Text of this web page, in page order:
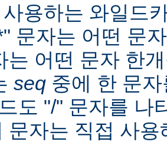
용하는 와일드
문자는 어떤 문
는 어떤 문자 한
seq 중에 한 문
도 "/" 문자를 나
문자는 직접 사용